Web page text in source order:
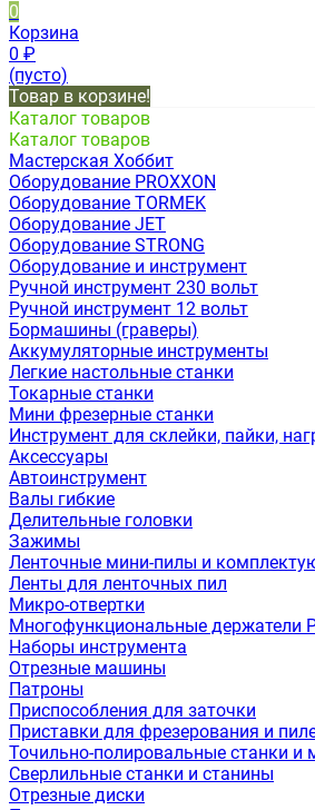
0
Корзина
0 ₽
(пусто)
Товар в корзине!
Каталог товаров
Каталог товаров
Мастерская Хоббит
Оборудование PROXXON
Оборудование TORMEK
Оборудование JET
Оборудование STRONG
Оборудование и инструмент
Ручной инструмент 230 вольт
Ручной инструмент 12 вольт
Бормашины (граверы)
Аккумуляторные инструменты
Легкие настольные станки
Токарные станки
Мини фрезерные станки
Инструмент для склейки, пайки,
Аксессуары
Автоинструмент
Валы гибкие
Делительные головки
Зажимы
Ленточные мини-пилы и
Ленты для ленточных пил
Микро-отвертки
Многофункциональные держатели
Наборы инструмента
Отрезные машины
Патроны
Приспособления для заточки
Приставки для фрезерования и
Точильно-полировальные станки
Сверлильные станки и станины
Отрезные диски